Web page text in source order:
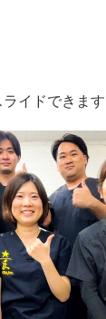
イドできます